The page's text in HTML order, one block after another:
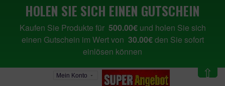
HOLEN SIE SICH EINEN GUTSCHEIN
Kaufen Sie Produkte für 500.00€und holen Sie sich
einen Gutschein im Wert von 30.00€den Sie sofort
einlösen können
⇧
Mein Konto